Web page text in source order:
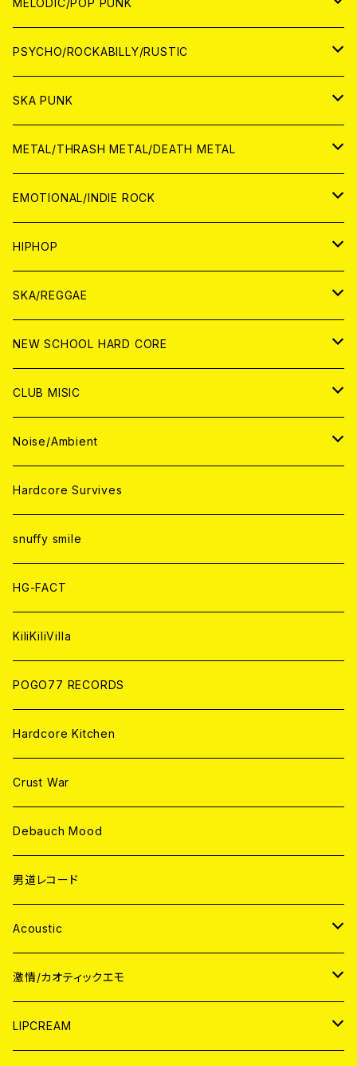
CD
アナログ
CD
MELODIC/POP PUNK
JAPAN
CD
ANALOG
WORLD
CD
ANALOG
PSYCHO/ROCKABILLY/RUSTIC
JAPAN
CD
ANALOG
WORLD
CD
ANALOG
SKA PUNK
JAPAN
CD
ANALOG
WORLD
CD
ANALOG
METAL/THRASH METAL/DEATH METAL
JAPAN
CD
ANALOG
WORLD
ANALOG
CD
EMOTIONAL/INDIE ROCK
JAPAN
CD
ANALOG
WORLD
CD
ANALOG
HIPHOP
JAPAN
CD
ANALOG
WORLD
CD
ANALOG
SKA/REGGAE
JAPAN
CD
ANALOG
WORLD
CD
ANALOG
NEW SCHOOL HARD CORE
JAPAN
CD
ANALOG
WORLD
CD
ANALOG
CLUB MISIC
JAPAN
CD
ANALOG
WORLD
CD
ANALOG
Noise/Ambient
JAPAN
CD
ANALOG
WORLD
CD
ANALOG
Hardcore Survives
snuffy smile
HG-FACT
KiliKiliVilla
POGO77 RECORDS
Hardcore Kitchen
Crust War
Debauch Mood
男道レコード
Acoustic
JAPAN
CD
WORLD
激情/カオティックエモ
JAPAN
LIPCREAM